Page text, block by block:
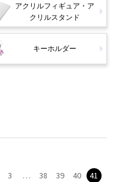
アクリルフィギュア・ア
クリルスタンド
キーホルダー
3 … 38 39 40
41